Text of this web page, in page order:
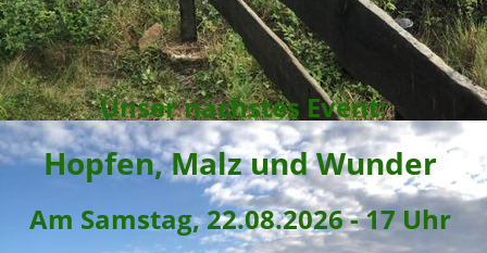
Unser nächstes Event:
Hopfen, Malz und Wunder
Am Samstag, 22.08.2026 - 17 Uhr